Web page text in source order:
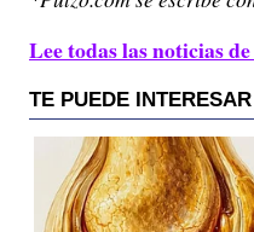
Lee todas las noticias